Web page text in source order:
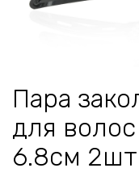
Пара
для
6.8см 2шт